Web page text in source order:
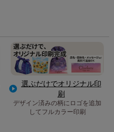
選ぶだけでオリジナル印
刷
デザイン済みの柄にロゴを追加
してフルカラー印刷